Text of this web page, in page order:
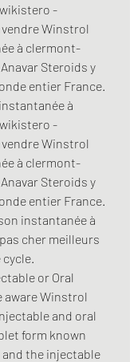
-
Winstrol
à clermont-
Steroids y
entier France.
à
-
Winstrol
à clermont-
Steroids y
entier France.
instantanée à
cher meilleurs
or Oral
aware Winstrol
and oral
form known
the injectable